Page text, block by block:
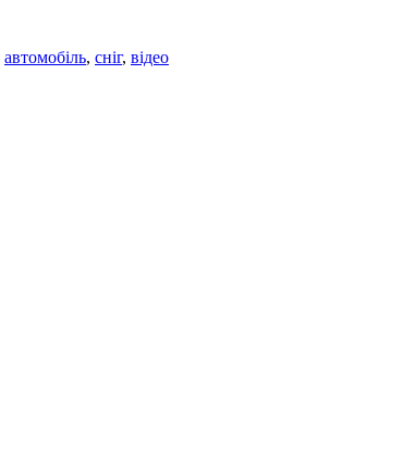
автомобіль, сніг, відео